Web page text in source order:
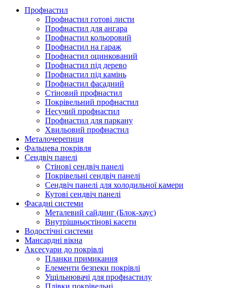
Профнастил
Профнастил готові листи
Профнастил для ангара
Профнастил кольоровий
Профнастил на гараж
Профнастил оцинкований
Профнастил під дерево
Профнастил під камінь
Профнастил фасадний
Стіновий профнастил
Покрівельний профнастил
Несучий профнастил
Профнастил для паркану
Хвильовий профнастил
Металочерепиця
Фальцева покрівля
Сендвіч панелі
Стінові сендвіч панелі
Покрівельні сендвіч панелі
Сендвіч панелі для холодильної камери
Кутові сендвіч панелі
Фасадні системи
Металевий сайдинг (Блок-хаус)
Внутрішньостінові касети
Водостічні системи
Мансардні вікна
Аксесуари до покрівлі
Планки примикання
Елементи безпеки покрівлі
Ущільнювачі для профнастилу
Плівки покрівельні